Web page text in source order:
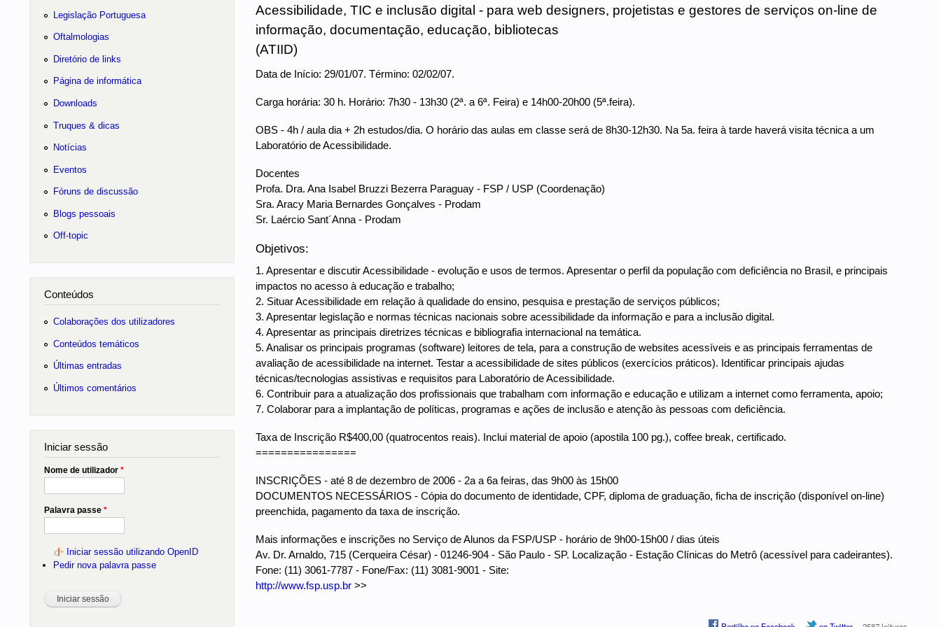
Acessibilidade, TIC e inclusão digital - para web designers, projetistas e gestores de serviços on-line de
informação, documentação, educação, bibliotecas
(ATIID)
Data de Início: 29/01/07. Término: 02/02/07.
Carga horária: 30 h. Horário: 7h30 - 13h30 (2ª. a 6ª. Feira) e 14h00-20h00 (5ª.feira).
OBS - 4h / aula dia + 2h estudos/dia. O horário das aulas em classe será de 8h30-12h30. Na 5a. feira à tarde haverá visita técnica a um
Laboratório de Acessibilidade.
Docentes
Profa. Dra. Ana Isabel Bruzzi Bezerra Paraguay - FSP / USP (Coordenação)
Sra. Aracy Maria Bernardes Gonçalves - Prodam
Sr. Laércio Sant´Anna - Prodam
Objetivos:
1. Apresentar e discutir Acessibilidade - evolução e usos de termos. Apresentar o perfil da população com deficiência no Brasil, e principais
impactos no acesso à educação e trabalho;
2. Situar Acessibilidade em relação à qualidade do ensino, pesquisa e prestação de serviços públicos;
3. Apresentar legislação e normas técnicas nacionais sobre acessibilidade da informação e para a inclusão digital.
4. Apresentar as principais diretrizes técnicas e bibliografia internacional na temática.
5. Analisar os principais programas (software) leitores de tela, para a construção de websites acessíveis e as principais ferramentas de
avaliação de acessibilidade na internet. Testar a acessibilidade de sites públicos (exercícios práticos). Identificar principais ajudas
técnicas/tecnologias assistivas e requisitos para Laboratório de Acessibilidade.
6. Contribuir para a atualização dos profissionais que trabalham com informação e educação e utilizam a internet como ferramenta, apoio;
7. Colaborar para a implantação de políticas, programas e ações de inclusão e atenção às pessoas com deficiência.
Taxa de Inscrição R$400,00 (quatrocentos reais). Inclui material de apoio (apostila 100 pg.), coffee break, certificado.
================
INSCRIÇÕES - até 8 de dezembro de 2006 - 2a a 6a feiras, das 9h00 às 15h00
DOCUMENTOS NECESSÁRIOS - Cópia do documento de identidade, CPF, diploma de graduação, ficha de inscrição (disponível on-line)
preenchida, pagamento da taxa de inscrição.
Mais informações e inscrições no Serviço de Alunos da FSP/USP - horário de 9h00-15h00 / dias úteis
Av. Dr. Arnaldo, 715 (Cerqueira César) - 01246-904 - São Paulo - SP. Localização - Estação Clínicas do Metrô (acessível para cadeirantes).
Fone: (11) 3061-7787 - Fone/Fax: (11) 3081-9001 - Site:
http://www.fsp.usp.br>>
Legislação Portuguesa
Oftalmologias
Diretório de links
Página de informática
Downloads
Truques & dicas
Notícias
Eventos
Fóruns de discussão
Blogs pessoais
Off-topic
Conteúdos
Colaborações dos utilizadores
Conteúdos temáticos
Últimas entradas
Últimos comentários
Iniciar sessão
Nome de utilizador *
Palavra passe *
Iniciar sessão utilizando OpenID
Pedir nova palavra passe